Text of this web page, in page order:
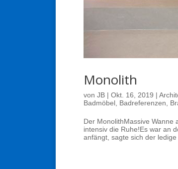
Monolith
von JB | Okt. 16, 2019 |
Badmöbel Badreferenzen
Der MonolithMassive Wanne
intensiv die Ruhe!Es war an
anfängt, sagte sich der ledige